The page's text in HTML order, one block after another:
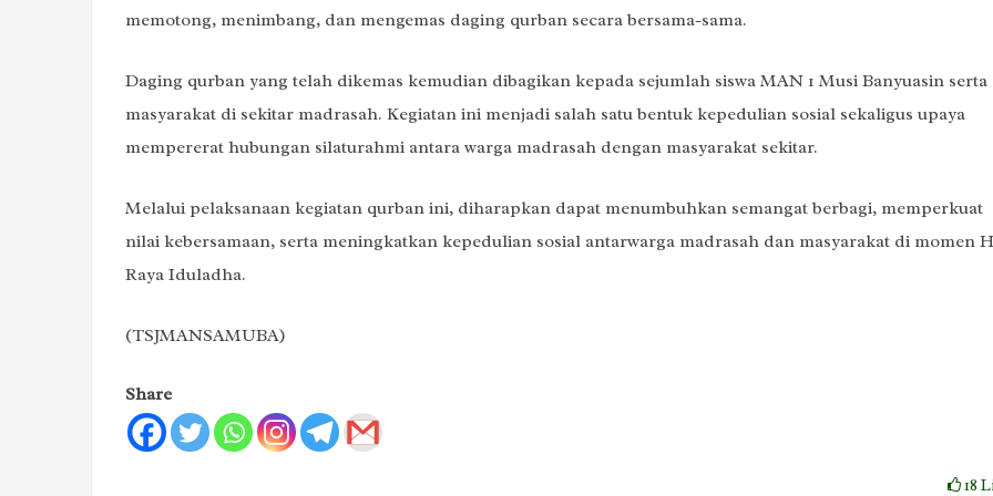
memotong, menimbang, dan mengemas daging qurban secara bersama-sama.
Daging qurban yang telah dikemas kemudian dibagikan kepada sejumlah siswa MAN 1 Musi Banyuasin serta
masyarakat di sekitar madrasah. Kegiatan ini menjadi salah satu bentuk kepedulian sosial sekaligus upaya
mempererat hubungan silaturahmi antara warga madrasah dengan masyarakat sekitar.
Melalui pelaksanaan kegiatan qurban ini, diharapkan dapat menumbuhkan semangat berbagi, memperkuat
nilai kebersamaan, serta meningkatkan kepedulian sosial antarwarga madrasah dan masyarakat di momen
Raya Iduladha.
(TSJMANSAMUBA)
Share
18